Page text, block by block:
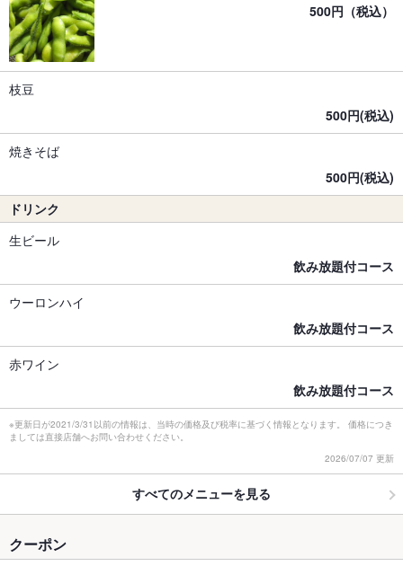
500円（税込）
枝豆
500円(税込)
焼きそば
500円(税込)
ドリンク
生ビール
飲み放題付コース
ウーロンハイ
飲み放題付コース
赤ワイン
飲み放題付コース
※更新日が2021/3/31以前の情報は、当時の価格及び税率に基づく情報となります。 価格につき
ましては直接店舗へお問い合わせください。
2026/07/07 更新
すべてのメニューを見る
クーポン